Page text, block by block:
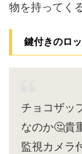
物を持ってく
鍵付きのロ
チョコザッ
なのか🤔貴
監視カメラ